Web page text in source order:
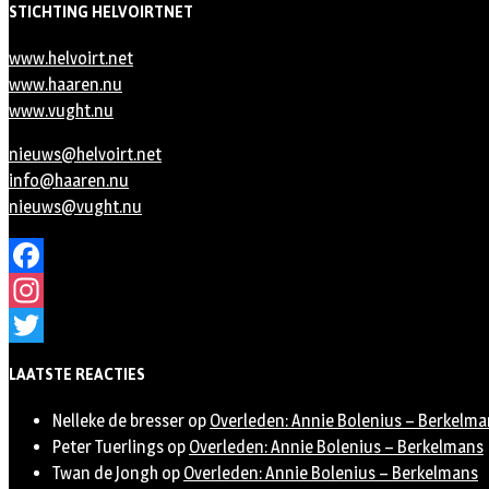
STICHTING HELVOIRTNET
www.helvoirt.net
www.haaren.nu
www.vught.nu
nieuws@helvoirt.net
info@haaren.nu
nieuws@vught.nu
Facebook
Instagram
LAATSTE REACTIES
Nelleke de bresser op Overleden: Annie Bolenius –
Peter Tuerlings op Overleden: Annie Bolenius – Berkelmans
Twan de Jongh op Overleden: Annie Bolenius – Berkelmans